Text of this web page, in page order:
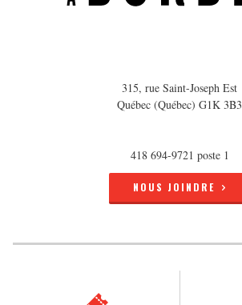
315, rue Saint-Joseph Est
Québec (Québec) G1K 3B3
418 694-9721 poste 1
NOUS JOINDRE